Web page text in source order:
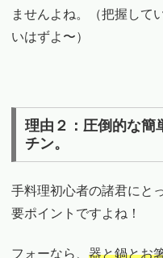
ませんよね。（把握して
いはずよ〜）
理由２：圧倒的な簡
チン。
手料理初心者の諸君にと
要ポイントですよね！
フォーなら、 器と鍋とお